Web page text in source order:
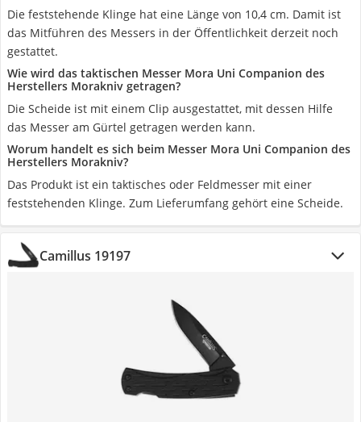
Die feststehende Klinge hat eine Länge von 10,4 cm. Damit ist
das Mitführen des Messers in der Öffentlichkeit derzeit noch
gestattet.
Wie wird das taktischen Messer Mora Uni Companion des
Herstellers Morakniv getragen?
Die Scheide ist mit einem Clip ausgestattet, mit dessen Hilfe
das Messer am Gürtel getragen werden kann.
Worum handelt es sich beim Messer Mora Uni Companion des
Herstellers Morakniv?
Das Produkt ist ein taktisches oder Feldmesser mit einer
feststehenden Klinge. Zum Lieferumfang gehört eine Scheide.
Camillus 19197